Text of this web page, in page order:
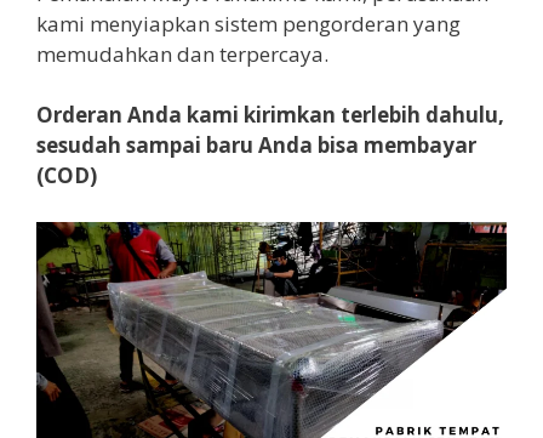
kami menyiapkan sistem pengorderan yang
memudahkan dan terpercaya.
Orderan Anda kami kirimkan terlebih dahulu,
sesudah sampai baru Anda bisa membayar
(COD)